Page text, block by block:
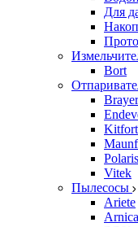
Для
Bort
Brayer
Kitfort
Polaris
Vitek
Пылесосы
Ariete
Arnica